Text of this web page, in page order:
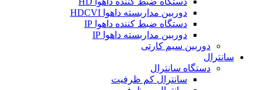
دوربین مداربسته داهوا HDCVI
دستگاه ضبط کننده داهوا IP
دوربین مداربسته داهوا IP
دوربین سیم کارتی
سانترال
دستگاه سانترال
سانترال کم ظرفیت